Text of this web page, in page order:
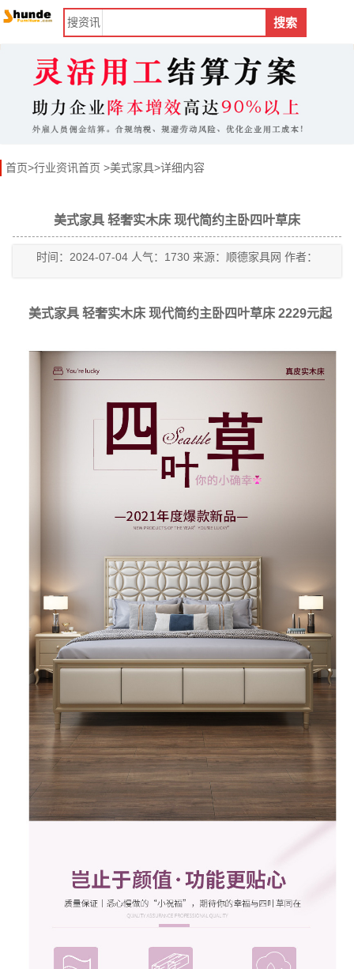
搜资讯 搜索
首页>行业资讯首页 >美式家具>详细内容
美式家具 轻奢实木床 现代简约主卧四叶草床
时间：2024-07-04 人气：1730 来源：顺德家具网 作者：
美式家具 轻奢实木床 现代简约主卧四叶草床 2229元起